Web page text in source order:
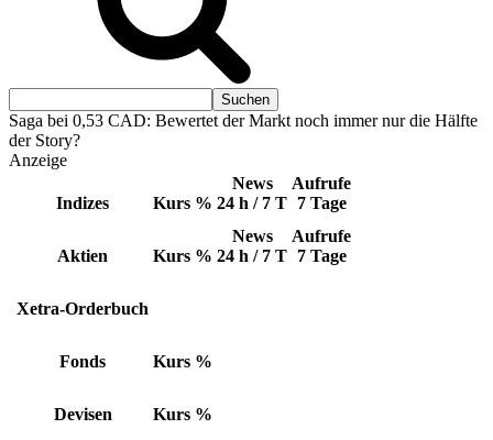
Saga bei 0,53 CAD: Bewertet der Markt noch immer nur die Hälfte
der Story?
Anzeige
Indizes Kurs %
News
24 h / 7 T
Aufrufe
7 Tage
Aktien Kurs %
News
24 h / 7 T
Aufrufe
7 Tage
Xetra-Orderbuch
Fonds Kurs %
Devisen Kurs %